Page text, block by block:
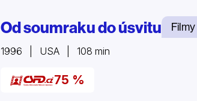
Od soumraku do úsvitu Filmy
1996 | USA | 108 min
75 %